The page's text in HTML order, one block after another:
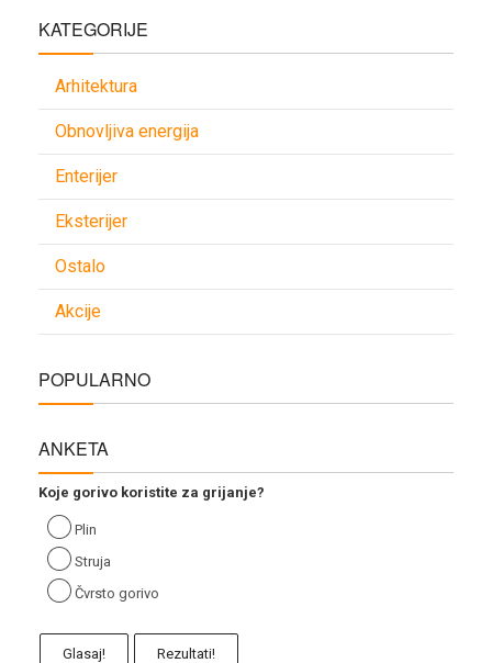
KATEGORIJE
Arhitektura
Obnovljiva energija
Enterijer
Eksterijer
Ostalo
Akcije
POPULARNO
ANKETA
Koje gorivo koristite za grijanje?
Plin
Struja
Čvrsto gorivo
Glasaj! Rezultati!